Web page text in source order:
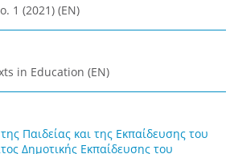
1 (2021) (EN)
in Education (EN)
Παιδείας και της Εκπαίδευσης του
Δημοτικής Εκπαίδευσης του